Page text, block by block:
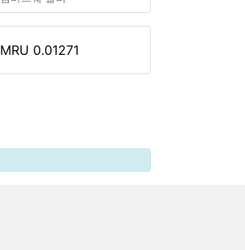
MRU 0.01271